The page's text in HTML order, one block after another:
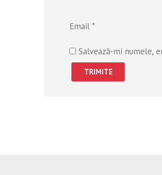
Email *
Salvează-mi numele,